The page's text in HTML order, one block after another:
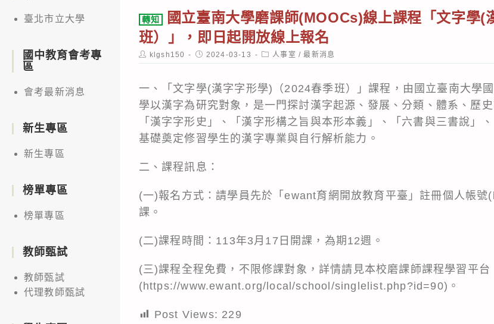
轉知
國立臺南大學磨課師(MOOCs)線上課程「文字學(
班）」，即日起開放線上報名
Post
author:
klgsh150
Post
published:
2024-03-13
Post
category:
人事室 / 最新消息
一、「文字學(漢字字形學)（2024春季班）」課程，由國立臺南大學
學以漢字為研究對象，是一門探討漢字起源、發展、分類、體系、歷
「漢字字形史」、「漢字形構之旨與本形本義」、「六書與三書說」
基礎奠定修習學生的漢字專業與自行解析能力。
二、課程訊息：
(一)報名方式：請學員先於「ewant育網開放教育平臺」註冊個人帳
課。
(二)課程時間：113年3月17日開課，為期12週。
(三)課程全程免費，不限修課對象，詳情請見本校磨課師課程學習平台
(https://www.ewant.org/local/school/singlelist.php?id=90)。
Post Views: 229
臺北市立大學
國中教育會考專
區
會考最新消息
新生專區
新生專區
榜單專區
榜單專區
教師甄試
教師甄試
代理教師甄試